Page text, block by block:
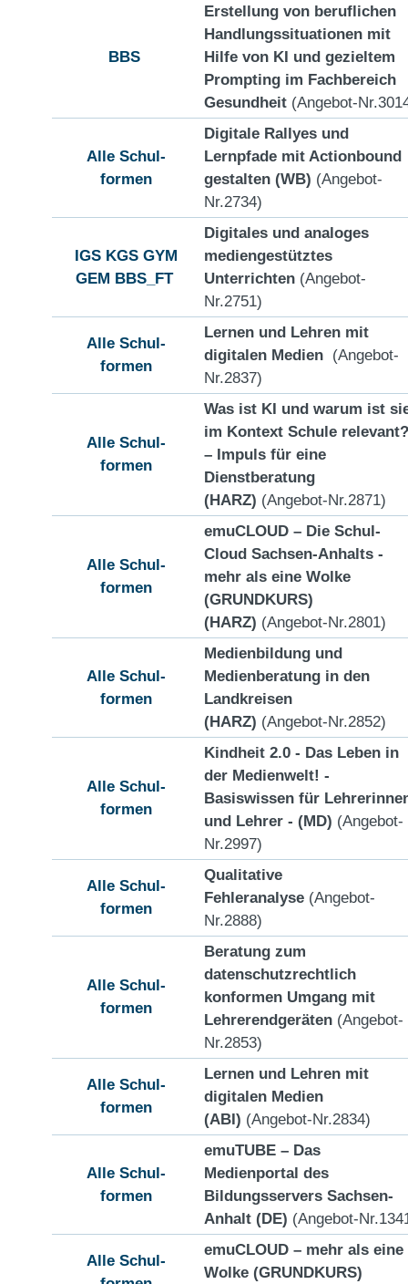
BBS
Erstellung von beruflichen
Handlungssituationen mit
Hilfe von KI und gezieltem
Prompting im Fachbereich
Gesundheit (Angebot-
Alle Schul-
formen
Digitale Rallyes und
Lernpfade mit Actionbound
gestalten (WB) (Angebot-
Nr.2734)
IGS KGS GYM
GEM BBS_FT
Digitales und analoges
mediengestütztes
Unterrichten (Angebot-
Nr.2751)
Alle Schul-
formen
Lernen und Lehren mit
digitalen Medien (Angebot-
Nr.2837)
Alle Schul-
formen
Was ist KI und warum ist
im Kontext Schule relevant?
– Impuls für eine
Dienstberatung
(HARZ) (Angebot-Nr.2871)
Alle Schul-
formen
emuCLOUD – Die Schul-
Cloud Sachsen-Anhalts -
mehr als eine Wolke
(GRUNDKURS)
(HARZ) (Angebot-Nr.2801)
Alle Schul-
formen
Medienbildung und
Medienberatung in den
Landkreisen
(HARZ) (Angebot-Nr.2852)
Alle Schul-
formen
Kindheit 2.0 - Das Leben in
der Medienwelt! -
Basiswissen für
und Lehrer - (MD) (Angebot-
Nr.2997)
Alle Schul-
formen
Qualitative
Fehleranalyse (Angebot-
Nr.2888)
Alle Schul-
formen
Beratung zum
datenschutzrechtlich
konformen Umgang mit
Lehrerendgeräten (Angebot-
Nr.2853)
Alle Schul-
formen
Lernen und Lehren mit
digitalen Medien
(ABI) (Angebot-Nr.2834)
Alle Schul-
formen
emuTUBE – Das
Medienportal des
Bildungsservers Sachsen-
Anhalt (DE) (Angebot-
Alle Schul-
emuCLOUD – mehr als eine
Wolke (GRUNDKURS)